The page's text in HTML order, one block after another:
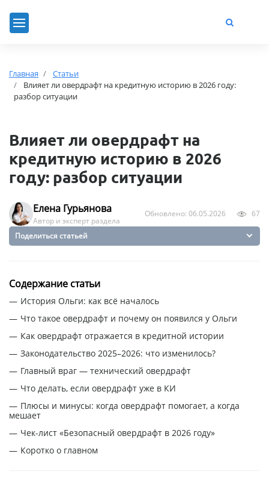
Главная
Статьи
Влияет ли овердрафт на кредитную историю в 2026 году:
разбор ситуации
Влияет ли овердрафт на
кредитную историю в 2026
году: разбор ситуации
Елена Гурьянова
Автор и эксперт раздела
Обновлено: 06.05.2026 67
Поделиться статьей
Содержание статьи
История Ольги: как всё началось
Что такое овердрафт и почему он появился у Ольги
Как овердрафт отражается в кредитной истории
Законодательство 2025–2026: что изменилось?
Главный враг — технический овердрафт
Что делать, если овердрафт уже в КИ
Плюсы и минусы: когда овердрафт помогает, а когда
мешает
Чек-лист «Безопасный овердрафт в 2026 году»
Коротко о главном